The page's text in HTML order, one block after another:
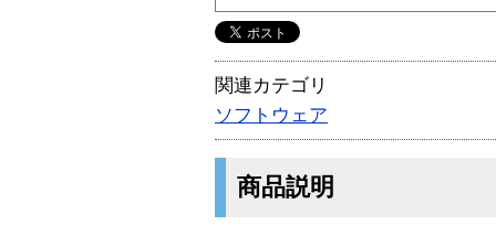
関連カテゴリ
ソフトウェア
商品説明